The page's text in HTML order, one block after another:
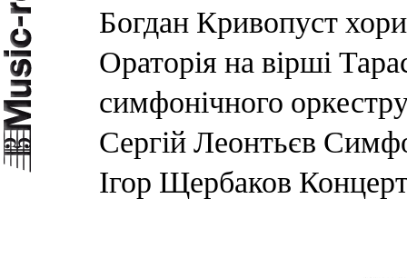
Богдан Кривопуст
Ораторія на вірші
симфонічного
Сергій Леонтьєв
Ігор Щербаков